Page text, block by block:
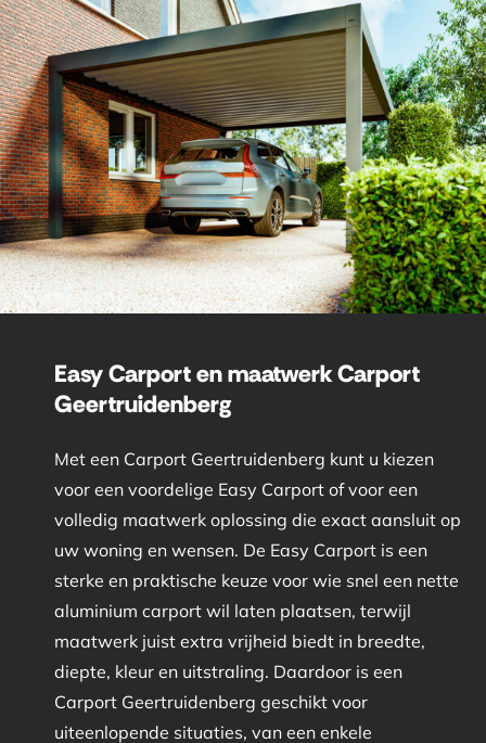
Easy Carport en maatwerk Carport
Geertruidenberg
Met een Carport Geertruidenberg kunt u kiezen
voor een voordelige Easy Carport of voor een
volledig maatwerk oplossing die exact aansluit op
uw woning en wensen. De Easy Carport is een
sterke en praktische keuze voor wie snel een nette
aluminium carport wil laten plaatsen, terwijl
maatwerk juist extra vrijheid biedt in breedte,
diepte, kleur en uitstraling. Daardoor is een
Carport Geertruidenberg geschikt voor
uiteenlopende situaties, van een enkele